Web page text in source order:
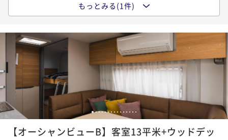
【1泊朝食】絶品淡路島バーガー！地元食材を使ったこ
朝食付き 現地決済可 事前決済可
IN 15:00 - 21:00 OUT11:00
ポイント即利用で最大5％OFF
¥33,600~
¥ 31,920 ~
もっとみる(1件)
1234567 8 91011 12 13 14 15
【オーシャンビューB】客室13平米+ウッドデッ